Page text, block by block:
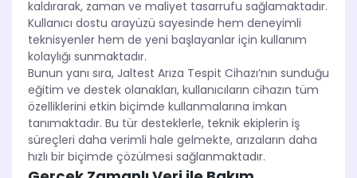
kaldırarak, zaman ve maliyet tasarrufu sağlamaktadır.
Kullanıcı dostu arayüzü sayesinde hem deneyimli
teknisyenler hem de yeni başlayanlar için kullanım
kolaylığı sunmaktadır.
Bunun yanı sıra, Jaltest Arıza Tespit Cihazı’nın sunduğu
eğitim ve destek olanakları, kullanıcıların cihazın tüm
özelliklerini etkin biçimde kullanmalarına imkan
tanımaktadır. Bu tür desteklerle, teknik ekiplerin iş
süreçleri daha verimli hale gelmekte, arızaların daha
hızlı bir biçimde çözülmesi sağlanmaktadır.